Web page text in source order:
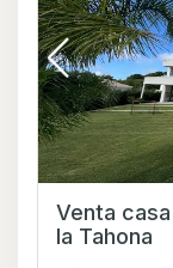
Venta
la Tahona